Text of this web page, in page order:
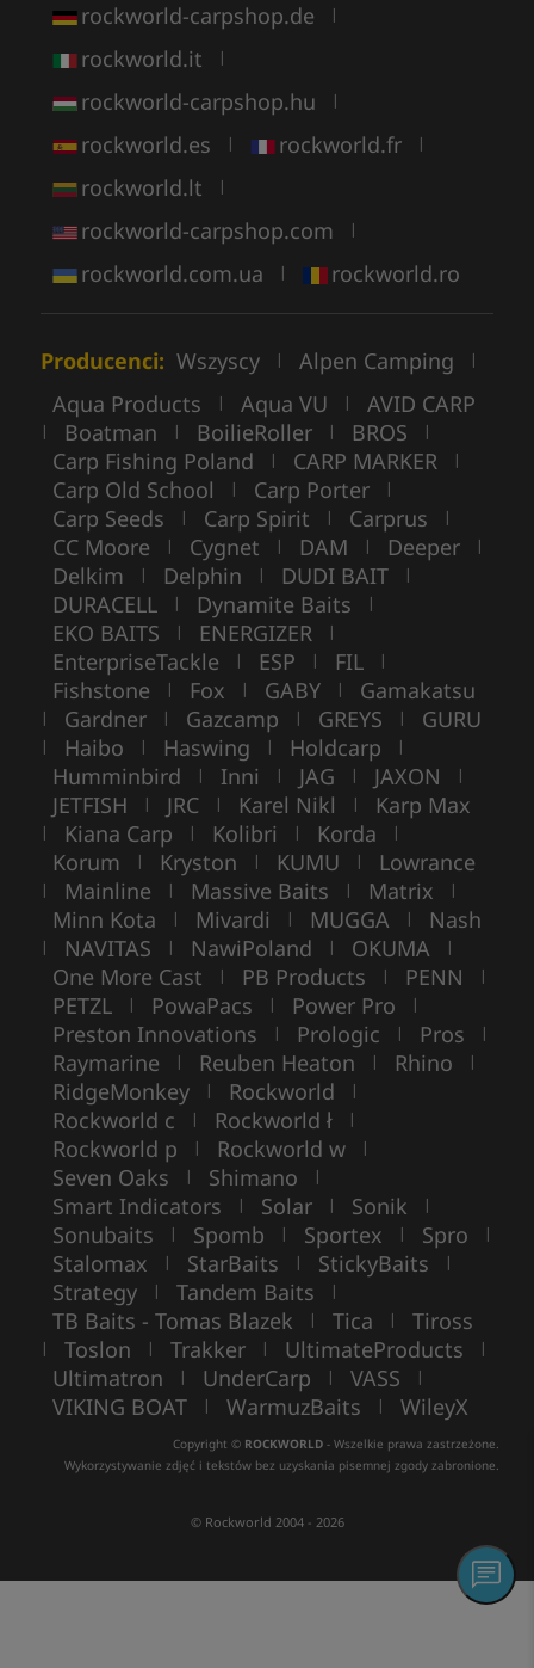
rockworld-carpshop.de |
rockworld.it |
rockworld-carpshop.hu |
rockworld.es | rockworld.fr |
rockworld.lt |
rockworld-carpshop.com |
rockworld.com.ua | rockworld.ro
Producenci: Wszyscy | Alpen Camping |
Aqua Products | Aqua VU | AVID CARP
| Boatman | BoilieRoller | BROS |
Carp Fishing Poland | CARP MARKER |
Carp Old School | Carp Porter |
Carp Seeds | Carp Spirit | Carprus |
CC Moore | Cygnet | DAM | Deeper |
Delkim | Delphin | DUDI BAIT |
DURACELL | Dynamite Baits |
EKO BAITS | ENERGIZER |
EnterpriseTackle | ESP | FIL |
Fishstone | Fox | GABY | Gamakatsu
| Gardner | Gazcamp | GREYS | GURU
| Haibo | Haswing | Holdcarp |
Humminbird | Inni | JAG | JAXON |
JETFISH | JRC | Karel Nikl | Karp Max
| Kiana Carp | Kolibri | Korda |
Korum | Kryston | KUMU | Lowrance
| Mainline | Massive Baits | Matrix |
Minn Kota | Mivardi | MUGGA | Nash
| NAVITAS | NawiPoland | OKUMA |
One More Cast | PB Products | PENN |
PETZL | PowaPacs | Power Pro |
Preston Innovations | Prologic | Pros |
Raymarine | Reuben Heaton | Rhino |
RidgeMonkey | Rockworld |
Rockworld c | Rockworld ł |
Rockworld p | Rockworld w |
Seven Oaks | Shimano |
Smart Indicators | Solar | Sonik |
Sonubaits | Spomb | Sportex | Spro |
Stalomax | StarBaits | StickyBaits |
Strategy | Tandem Baits |
TB Baits - Tomas Blazek | Tica | Tiross
| Toslon | Trakker | UltimateProducts |
Ultimatron | UnderCarp | VASS |
VIKING BOAT | WarmuzBaits | WileyX
Copyright © ROCKWORLD - Wszelkie prawa zastrzeżone.
Wykorzystywanie zdjęć i tekstów bez uzyskania pisemnej zgody zabronione.
© Rockworld 2004 - 2026